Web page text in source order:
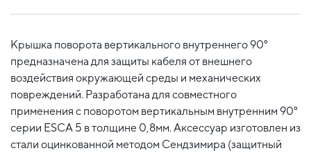
Крышка поворота вертикального внутреннего 90°
предназначена для защиты кабеля от внешнего
воздействия окружающей среды и механических
повреждений. Разработана для совместного
применения с поворотом вертикальным внутренним 90°
серии ESCA 5 в толщине 0,8мм. Аксессуар изготовлен из
стали оцинкованной методом Сендзимира (защитный